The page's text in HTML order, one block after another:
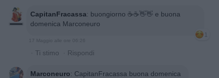
CapitanFracassa: buongiorno ☕️☕️👋👋 e buona
domenica Marconeuro
1
17 Maggio alle ore 06:26
· Ti stimo · Rispondi
Marconeuro: CapitanFracassa buona domenica